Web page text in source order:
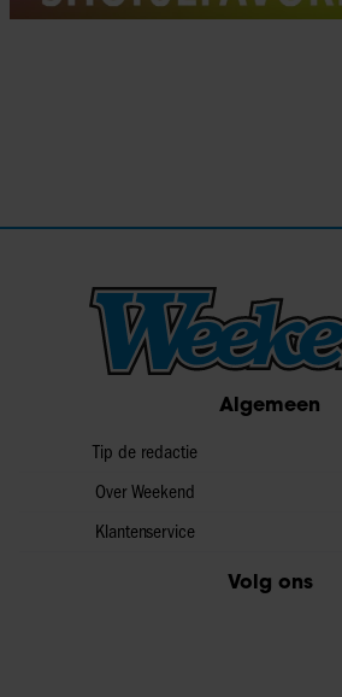
Algemeen
Tip de redactie
Over Weekend
Klantenservice
Volg ons